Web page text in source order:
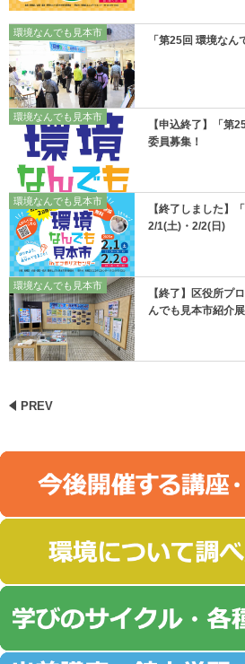
環境なんでも見本市
「第25回 環境な
環境なんでも見本市
【申込終了】「第
委員募集！
環境なんでも見本市
【終了しました】
2/1(土)・2/2(日)
環境なんでも見本市
【終了】区役所プ
んでも見本市紹介
PREV